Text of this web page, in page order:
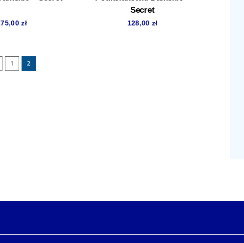
zł
Secret
128,00 zł
1 2